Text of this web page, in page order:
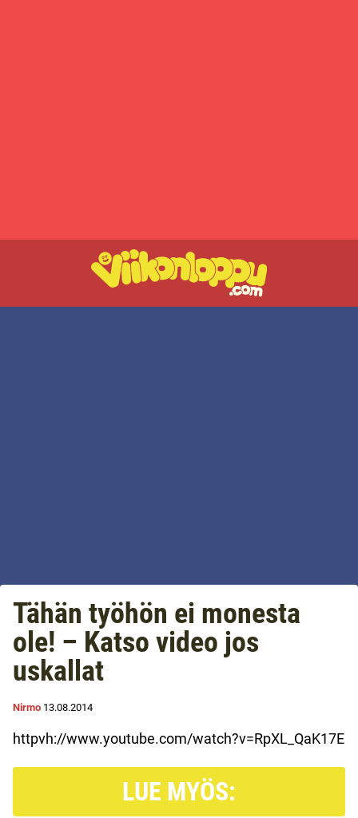
Tähän työhön ei monesta
ole! – Katso video jos
uskallat
Nirmo 13.08.2014
httpvh://www.youtube.com/watch?v=RpXL_QaK17E
LUE MYÖS: